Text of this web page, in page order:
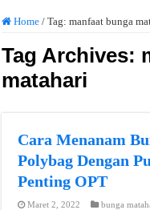
Home / Tag:manfaat bunga
Tag Archives:
matahari
Cara Menanam
Polybag Dengan
Penting OPT
Maret 2, 2022 bunga